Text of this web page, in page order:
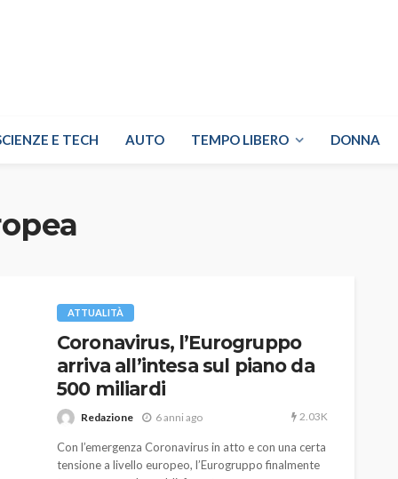
E TECH AUTO TEMPO LIBERO DONNA
ATTUALITÀ
Coronavirus, l’Eurogruppo
arriva all’intesa sul piano da
500 miliardi
Redazione 6 anni ago 2.03K
Con l’emergenza Coronavirus in atto e con una certa
tensione a livello europeo, l’Eurogruppo finalmente